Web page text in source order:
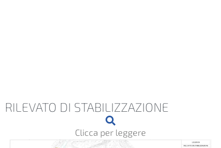
RILEVATO DI STABILIZZAZIONE
Clicca per leggere